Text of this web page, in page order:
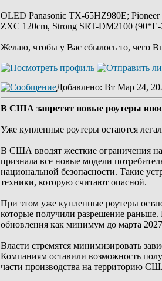
OLED Panasonic TX-65HZ980E;
ZXC 120cm, Strong SRT-DM2100
Желаю, чтобы у Вас сбылось то, чего
Добавлено: Вт Мар 24,
В США запретят новые роутеры
Уже купленные роутеры остаются
В США вводят жесткие ограничения на
признала все новые модели
национальной безопасности. Такие
техники, которую считают опасной.
При этом уже купленные роутеры
которые получили разрешение
обновления как минимум до марта
Власти стремятся минимизировать
Компаниям оставили возможность
части производства на территорию